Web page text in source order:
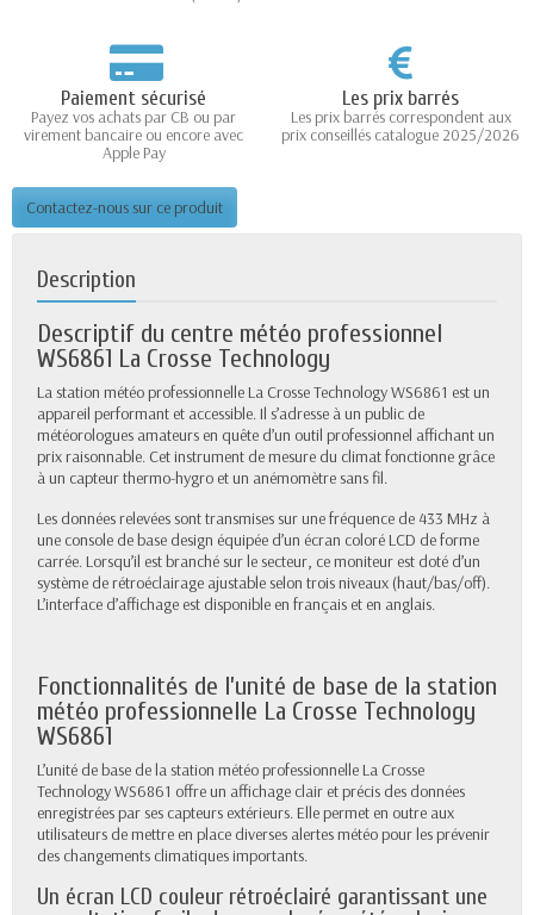
Paiement sécurisé
Payez vos achats par CB ou par
virement bancaire ou encore avec
Apple Pay
Les prix barrés
Les prix barrés correspondent aux
prix conseillés catalogue 2025/2026
Contactez-nous sur ce produit
Description
Descriptif du centre météo professionnel
WS6861 La Crosse Technology
La station météo professionnelle La Crosse Technology WS6861 est un
appareil performant et accessible. Il s’adresse à un public de
météorologues amateurs en quête d’un outil professionnel affichant un
prix raisonnable. Cet instrument de mesure du climat fonctionne grâce
à un capteur thermo-hygro et un anémomètre sans fil.
Les données relevées sont transmises sur une fréquence de 433 MHz à
une console de base design équipée d’un écran coloré LCD de forme
carrée. Lorsqu’il est branché sur le secteur, ce moniteur est doté d’un
système de rétroéclairage ajustable selon trois niveaux (haut/bas/off).
L’interface d’affichage est disponible en français et en anglais.
Fonctionnalités de l’unité de base de la station
météo professionnelle La Crosse Technology
WS6861
L’unité de base de la station météo professionnelle La Crosse
Technology WS6861 offre un affichage clair et précis des données
enregistrées par ses capteurs extérieurs. Elle permet en outre aux
utilisateurs de mettre en place diverses alertes météo pour les prévenir
des changements climatiques importants.
Un écran LCD couleur rétroéclairé garantissant une